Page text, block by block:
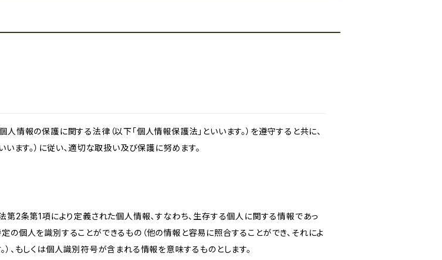
情報の保護に関する法律（以下「個人情報保護法」といいます。）を遵守すると共に、
ます。）に従い、適切な取扱い及び保護に努めます。
第2条第1項により定義された個人情報、すなわち、生存する個人に関する情報であっ
個人を識別することができるもの（他の情報と容易に照合することができ、それによ
、もしくは個人識別符号が含まれる情報を意味するものとします。